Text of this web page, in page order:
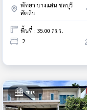
พัทยา บางแสน ชลบุรี
สัตหีบ
พื้นที่ : 35.00 ตร.ว.
2
ขาย